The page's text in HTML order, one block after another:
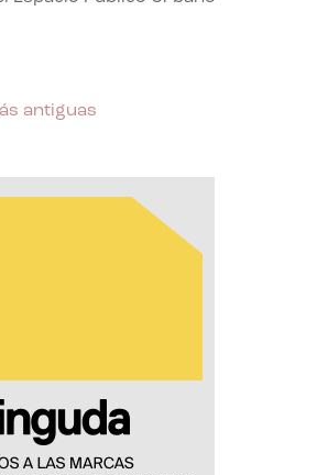
antiguas